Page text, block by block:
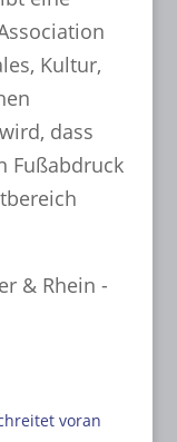
Kultur,
dass
Fußabdruck
& Rhein -
voran